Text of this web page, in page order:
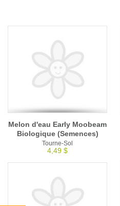
Melon d'eau Early Moobeam
Biologique (Semences)
Tourne-Sol
4,49 $